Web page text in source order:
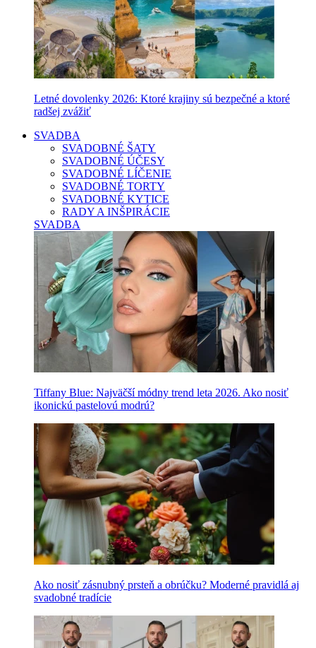
Letné dovolenky 2026: Ktoré krajiny sú bezpečné a ktoré
radšej zvážiť
SVADBA
SVADOBNÉ ŠATY
SVADOBNÉ ÚČESY
SVADOBNÉ LÍČENIE
SVADOBNÉ TORTY
SVADOBNÉ KYTICE
RADY A INŠPIRÁCIE
SVADBA
Tiffany Blue: Najväčší módny trend leta 2026. Ako nosiť
ikonickú pastelovú modrú?
Ako nosiť zásnubný prsteň a obrúčku? Moderné pravidlá aj
svadobné tradície